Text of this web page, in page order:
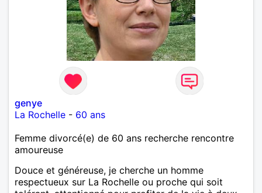
genye
La Rochelle - 60 ans
Femme divorcé(e) de 60 ans recherche rencontre
amoureuse
Douce et généreuse, je cherche un homme
respectueux sur La Rochelle ou proche qui soit